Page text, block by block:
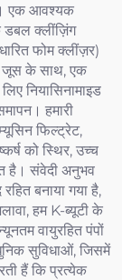
एक आवश्यक
डबल क्लींज़िंग
फोम क्लींज़र)
जूस के साथ, एक
नियासिनामाइड
हमारी
फिल्ट्रेट,
को स्थिर, उच्च
है। संवेदी अनुभव
बनाया गया है,
हम K-ब्यूटी के
वायुरहित पंपों
सुविधाओं, जिसमें
हैं कि प्रत्येक